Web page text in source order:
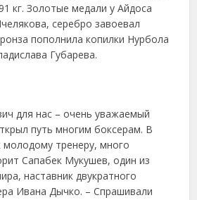
кг. Золотые медали у Айдоса
серебро завоевал
пополнила копилки Нурбола
Губарева.
для нас – очень уважаемый
путь многим боксерам. В
молодому тренеру, много
Сапабек Мукушев, один из
наставник двукратного
Ивана Дычко. – Спрашивали